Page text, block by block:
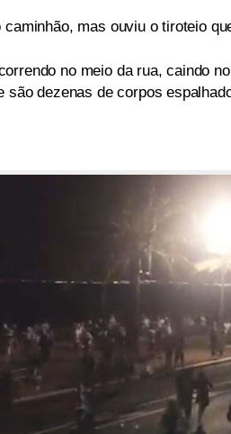
mas ouviu o tiroteio
no meio da rua, caindo
são dezenas de corpos